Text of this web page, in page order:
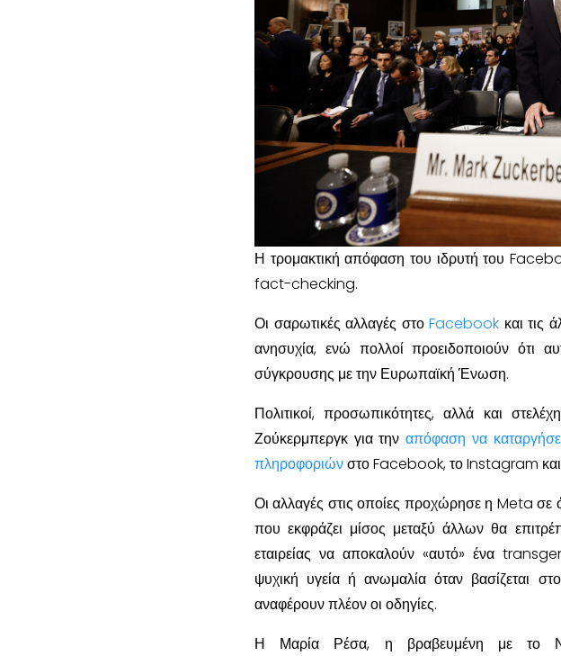
Η τρομακτική απόφαση του ιδρυτή του
fact-checking.
Οι σαρωτικές αλλαγές στο Facebook και τις
ανησυχία, ενώ πολλοί προειδοποιούν ότι
σύγκρουσης με την Ευρωπαϊκή Ένωση.
Πολιτικοί, προσωπικότητες, αλλά και
Ζούκερμπεργκ για τηναπόφαση να
πληροφοριώνστο Facebook, το Instagram
Οι αλλαγές στις οποίες προχώρησε η Meta σε
που εκφράζει μίσος μεταξύ άλλων θα
εταιρείας να αποκαλούν «αυτό» ένα
ψυχική υγεία ή ανωμαλία όταν βασίζεται
αναφέρουν πλέον οι οδηγίες.
Η Μαρία Ρέσα, η βραβευμένη με το